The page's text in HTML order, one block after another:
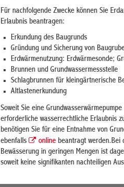
Für nachfolgende Zwecke können Sie
Erlaubnis beantragen:
Erkundung des Baugrunds
Gründung und Sicherung von
Erdwärmenutzung: Erdwärmesonde;
Brunnen und Grundwassermessstelle
Schlagbrunnen für kleingärtnerische
Altlastenerkundung
Soweit Sie eine
erforderliche wasserrechtliche Erlaubnis
benötigen Sie für eine Entnahme von
ebenfalls
onlinebeantragt werden.Bei
Bewässerung in geringen Mengen ist
soweit keine signifikanten nachteiligen